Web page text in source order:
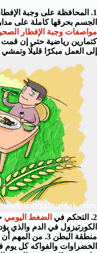
1. المحافظة على وجبة
الجسم بحرقها كاملة على
مواصفات وجبة الإفطار
كتمارين رياضية حتى إن قمت
إلى العمل مبكرًا قليلًا
2. التحكم في الضغط اليومي
الكورتيزول في الدم والذي
منطقة البطن
3. من المهم
الخضراوات والفواكه كل